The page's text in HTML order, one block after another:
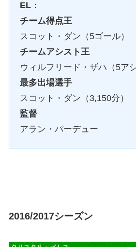
EL ：
チーム得点王
スコット・ダン（5ゴール）
チームアシスト王
ウィルフリード・ザハ（5ア
最多出場選手
スコット・ダン（3,150分）
監督
アラン・パーデュー
2016/2017シーズン